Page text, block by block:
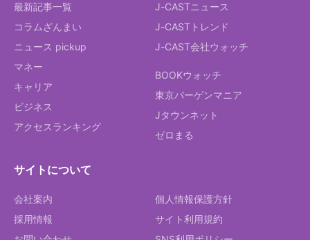
最新記事一覧
コラムざんまい
ニュース pickup
マネー
キャリア
ビジネス
アクセスランキング
J-CASTニュース
J-CASTトレンド
J-CAST会社ウォッチ
BOOKウォッチ
東京バーゲンマニア
Jタウンネット
ゼロまる
サイトについて
会社案内
採用情報
個人情報保護方針
サイト利用規約